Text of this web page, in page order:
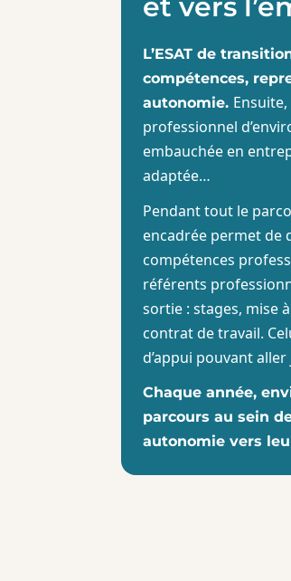
L’ESAT de
compétences,
autonomie.
professionnel
embauchée en
adaptée…
Pendant tout le
encadrée permet de
compétences
référents
sortie : stages, mise
contrat de travail.
d’appui pouvant aller
Chaque année,
parcours au sein
autonomie vers